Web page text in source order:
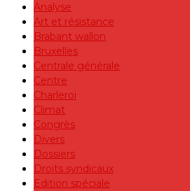
Analyse
Art et résistance
Brabant wallon
Bruxelles
Centrale générale
Centre
Charleroi
Climat
Congrès
Divers
Dossiers
Droits syndicaux
Edition spéciale